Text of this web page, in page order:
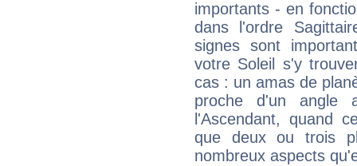
importants - en
dans l'ordre
signes sont
votre Soleil s'y
cas : un amas de
proche d'un
l'Ascendant, quand
que deux ou trois
nombreux aspects